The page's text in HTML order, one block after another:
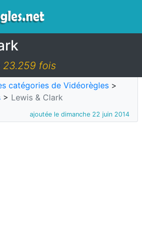
23.259 fois
catégories de Vidéorègles >
> Lewis & Clark
ajoutée le dimanche 22 juin 2014